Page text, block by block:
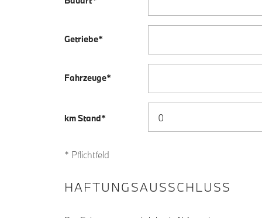
Getriebe*
Fahrzeuge*
km Stand*
* Pflichtfeld
HAFTUNGSAUSSCHLUSS